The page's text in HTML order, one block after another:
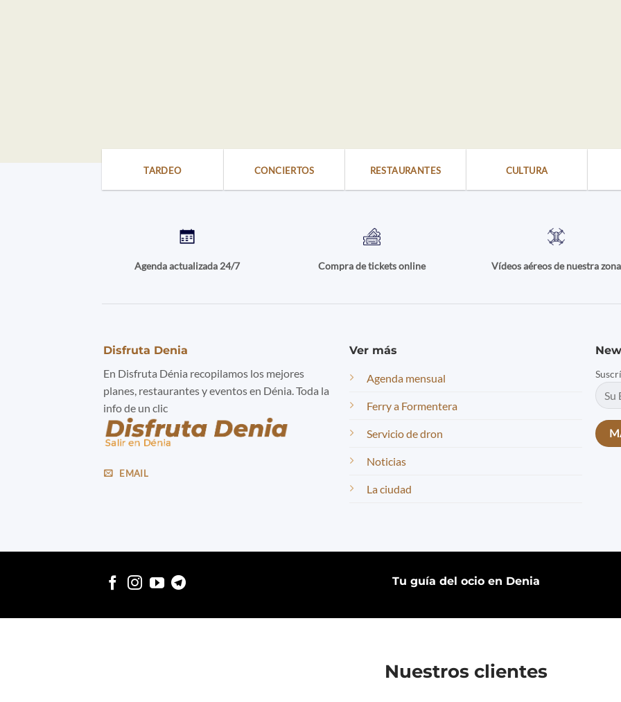
TARDEO CONCIERTOS RESTAURANTES CULTURA
Agenda actualizada 24/7 Compra de tickets online Vídeos aéreos de nuestra zona
Disfruta Denia
En Disfruta Dénia recopilamos los mejores
planes, restaurantes y eventos en Dénia. Toda la
info de un clic
EMAIL
Ver más
Agenda mensual
Ferry a Formentera
Servicio de dron
Noticias
La ciudad
Tu guía del ocio en Denia
Nuestros clientes